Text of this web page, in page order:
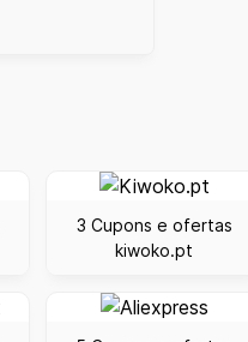
3 Cupons e ofertas
kiwoko.pt